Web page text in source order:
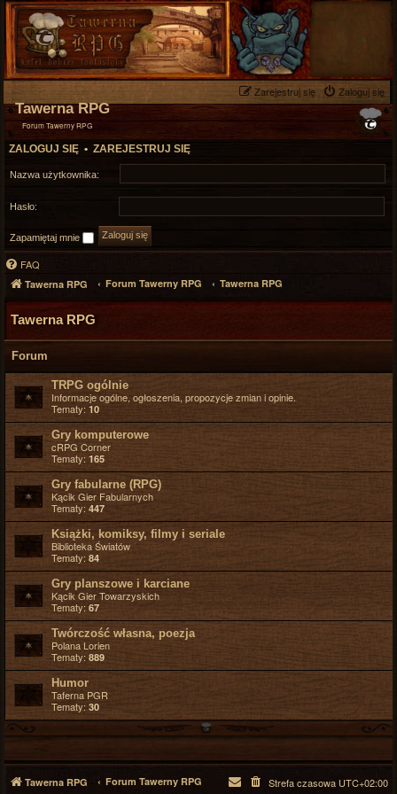
Zaloguj się
Zarejestruj się
Tawerna RPG
Forum Tawerny RPG
ZALOGUJ SIĘ • ZAREJESTRUJ SIĘ
Nazwa użytkownika:
Hasło:
Zapamiętaj mnie
FAQ
Tawerna RPG Forum Tawerny RPG Tawerna RPG
Tawerna RPG
Forum
TRPG ogólnie
Informacje ogólne, ogłoszenia, propozycje zmian i opinie.
Tematy: 10
Gry komputerowe
cRPG Corner
Tematy:165
Gry fabularne (RPG)
Kącik Gier Fabularnych
Tematy: 447
Książki, komiksy, filmy i seriale
Biblioteka Światów
Tematy: 84
Gry planszowe i karciane
Kącik Gier Towarzyskich
Tematy: 67
Twórczość własna, poezja
Polana Lorien
Tematy: 889
Humor
Taferna PGR
Tematy: 30
Tawerna RPG Forum Tawerny RPG Strefa czasowa UTC+02:00